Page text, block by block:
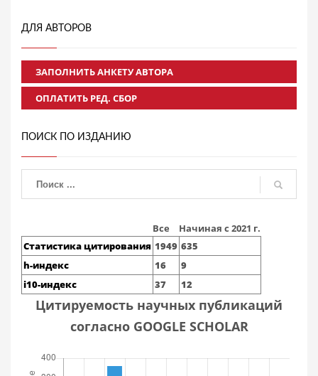
ДЛЯ АВТОРОВ
ЗАПОЛНИТЬ АНКЕТУ АВТОРА
ОПЛАТИТЬ РЕД. СБОР
ПОИСК ПО ИЗДАНИЮ
Все
Начиная с 2021 г.
Статистика цитирования 1949 635
h-индекс
16
9
i10-индекс
37 12
Цитируемость научных публикаций
согласно GOOGLE SCHOLAR